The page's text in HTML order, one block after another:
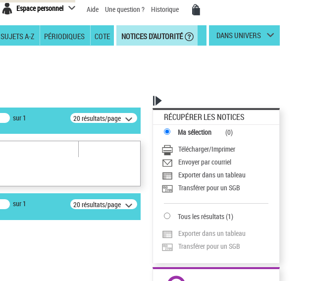
Espace personnel Aide Une question ? Historique
SUJETS A-Z PÉRIODIQUES COTE NOTICES D'AUTORITÉ DANS UNIVERS
sur 1 20 résultats/page
sur 1 20 résultats/page
RÉCUPÉRER LES NOTICES
Ma sélection (0)
Télécharger/Imprimer
Envoyer par courriel
Exporter dans un tableau
Transférer pour un SGB
Tous les résultats(1)
Exporter dans un tableau
Transférer pour un SGB